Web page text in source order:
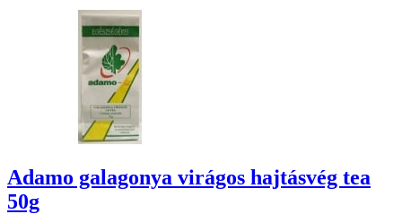
Adamo galagonya virágos hajtásvég tea
50g